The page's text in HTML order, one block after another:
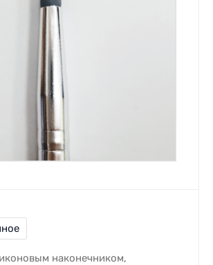
наконечником,